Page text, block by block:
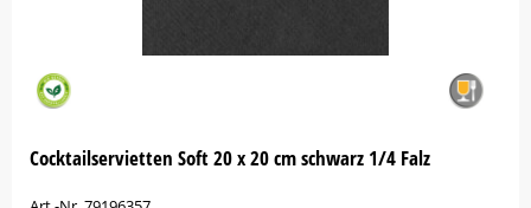
Cocktailservietten Soft 20 x 20 cm schwarz 1/4 Falz